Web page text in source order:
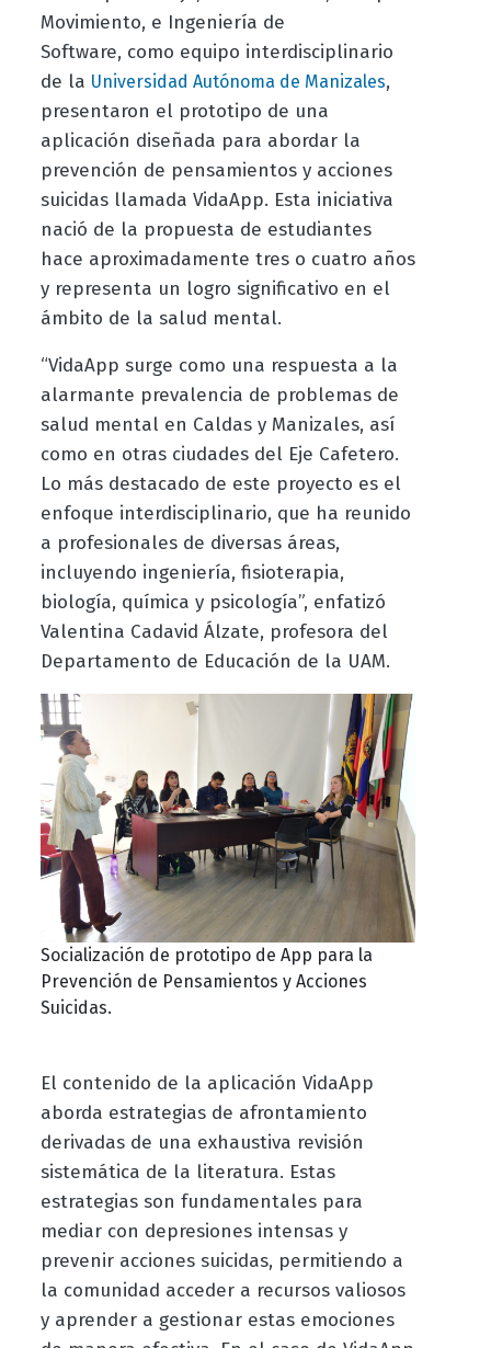
Movimiento, e Ingeniería de
Software, como equipo interdisciplinario
de la Universidad Autónoma de Manizales,
presentaron el prototipo de una
aplicación diseñada para abordar la
prevención de pensamientos y acciones
suicidas llamada VidaApp. Esta iniciativa
nació de la propuesta de estudiantes
hace aproximadamente tres o cuatro años
y representa un logro significativo en el
ámbito de la salud mental.
“VidaApp surge como una respuesta a la
alarmante prevalencia de problemas de
salud mental en Caldas y Manizales, así
como en otras ciudades del Eje Cafetero.
Lo más destacado de este proyecto es el
enfoque interdisciplinario, que ha reunido
a profesionales de diversas áreas,
incluyendo ingeniería, fisioterapia,
biología, química y psicología”, enfatizó
Valentina Cadavid Álzate, profesora del
Departamento de Educación de la UAM.
Socialización de prototipo de App para la
Prevención de Pensamientos y Acciones
Suicidas.
El contenido de la aplicación VidaApp
aborda estrategias de afrontamiento
derivadas de una exhaustiva revisión
sistemática de la literatura. Estas
estrategias son fundamentales para
mediar con depresiones intensas y
prevenir acciones suicidas, permitiendo a
la comunidad acceder a recursos valiosos
y aprender a gestionar estas emociones